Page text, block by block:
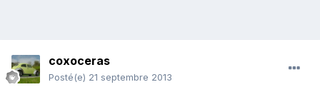
coxoceras
Posté(e) 21 septembre 2013